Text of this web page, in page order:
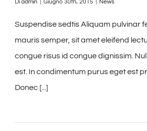
Di admin Giugno 30th, 2015 News
Suspendise sedtis Aliquam pulvinar
mauris semper, sit amet eleifend
congue risus id congue dignissim.
est. In condimentum purus eget est
Donec [...]